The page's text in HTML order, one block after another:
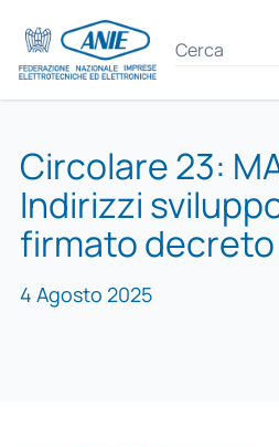
Circolare 23:
Indirizzi
firmato decreto
4 Agosto 2025